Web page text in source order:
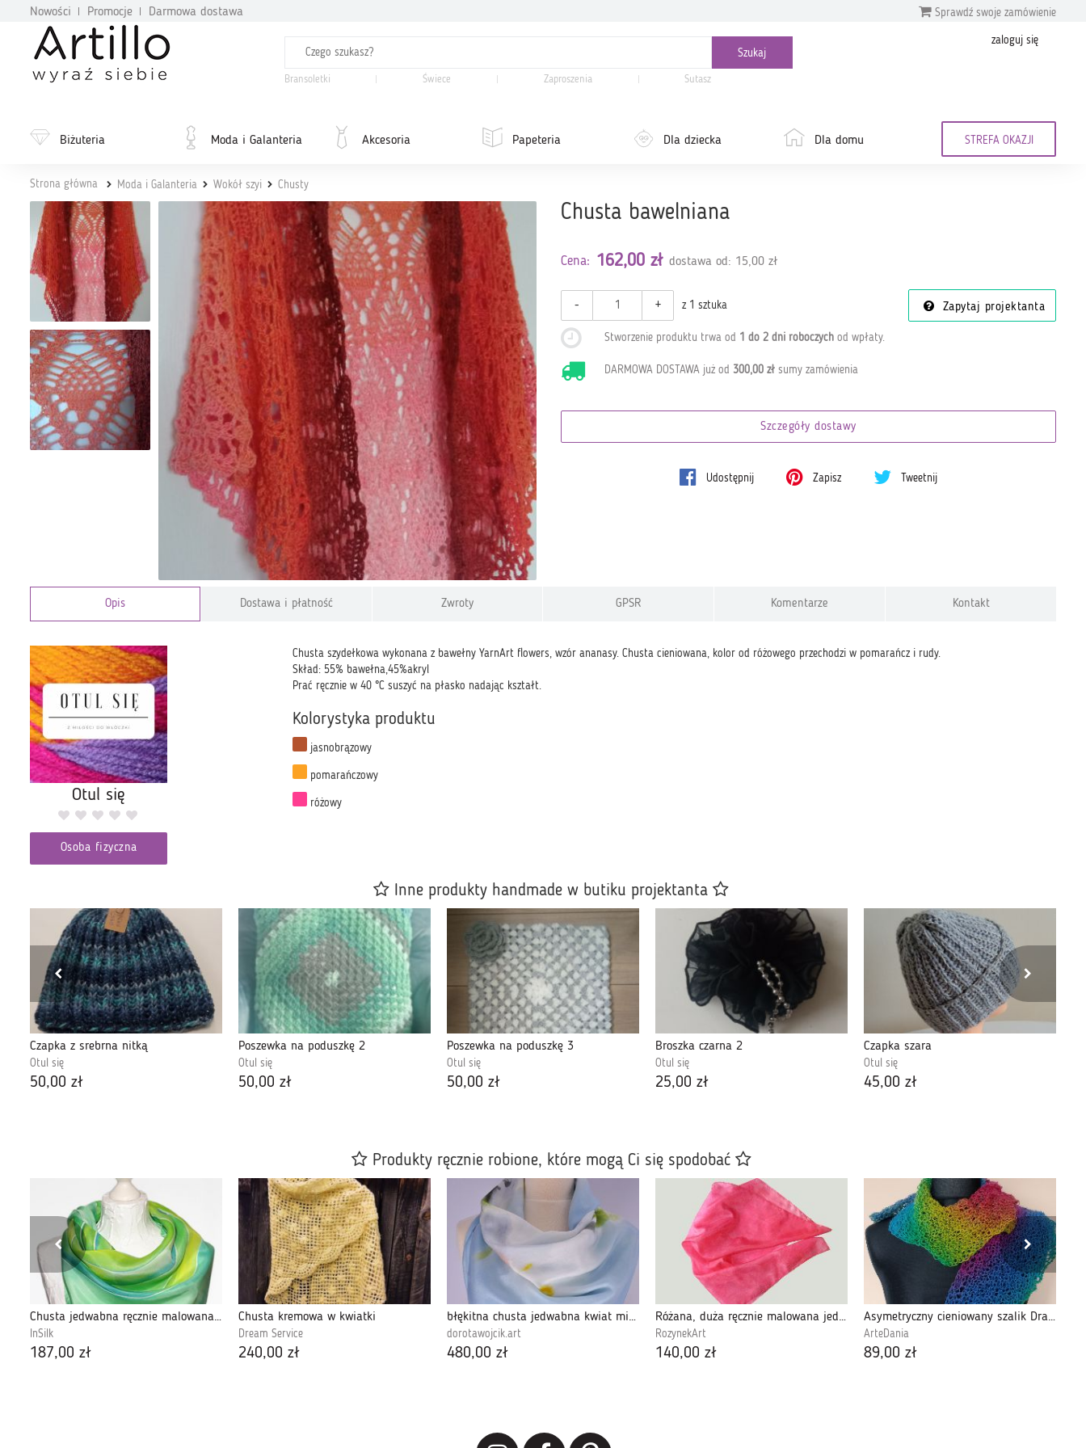
Nowości Promocje Darmowa dostawa Sprawdź swoje zamówienie
Bransoletki Świece Zaproszenia Sutasz
zaloguj się
Biżuteria Moda i Galanteria Akcesoria Papeteria Dla dziecka Dla domu STREFA OKAZJI
Strona główna Moda i Galanteria Wokół szyi Chusty
Chusta bawelniana
Cena: 162,00 zł dostawa od: 15,00 zł
- + z 1 sztuka Zapytaj projektanta
Stworzenie produktu trwa od 1 do 2 dni roboczychod wpłaty.
DARMOWA DOSTAWA już od 300,00 złsumy zamówienia
Szczegóły dostawy
Udostępnij Zapisz Tweetnij
Opis Dostawa i płatność Zwroty GPSR Komentarze Kontakt
Chusta szydełkowa wykonana z bawełny YarnArt flowers, wzór ananasy. Chusta cieniowana, kolor od różowego przechodzi w pomarańcz i rudy.
Skład: 55% bawełna,45%akryl
Prać ręcznie w 40 °C suszyć na płasko nadając kształt.
Kolorystyka produktu
jasnobrązowy
pomarańczowy
różowy
Otul się
Osoba fizyczna
Inne produkty handmade w butiku projektanta
Czapka z srebrna nitką
Otul się
50,00 zł
Poszewka na poduszkę 2
Otul się
50,00 zł
Poszewka na poduszkę 3
Otul się
50,00 zł
Broszka czarna 2
Otul się
25,00 zł
Czapka szara
Otul się
45,00 zł
Produkty ręcznie robione, które mogą Ci się spodobać
Chusta jedwabna ręcznie malowana - labirynt
InSilk
187,00 zł
Chusta kremowa w kwiatki
Dream Service
240,00 zł
błękitna chusta jedwabna kwiat mirabelki, 90x90cm
dorotawojcik.art
480,00 zł
Różana, duża ręcznie malowana jedwabna chusta w odcieniach różu i czerwieni
RozynekArt
140,00 zł
Asymetryczny cieniowany szalik Dragon
ArteDania
89,00 zł